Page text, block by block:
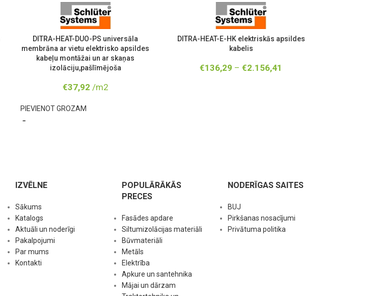
DITRA-HEAT-DUO-PS universāla
membrāna ar vietu elektrisko apsildes
kabeļu montāžai un ar skaņas
izolāciju,pašlīmējoša
€37,92 /m2
PIEVIENOT GROZAM
DITRA-HEAT-E-HK elektriskās apsildes
kabelis
€136,29 –€2.156,41
IZVĒLNE
Sākums
Katalogs
Aktuāli un noderīgi
Pakalpojumi
Par mums
Kontakti
POPULĀRĀKĀS
PRECES
Fasādes apdare
Siltumizolācijas materiāli
Būvmateriāli
Metāls
Elektrība
Apkure un santehnika
Mājai un dārzam
NODERĪGAS SAITES
BUJ
Pirkšanas nosacījumi
Privātuma politika